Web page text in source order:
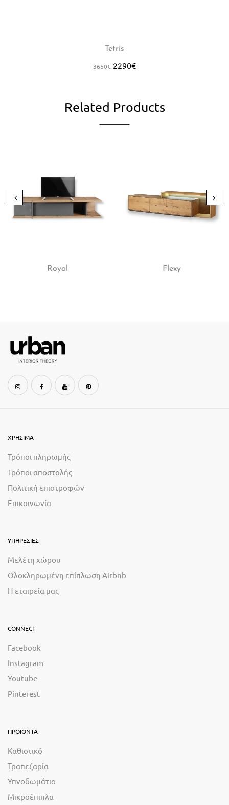
Tetris
3650€ 2290€
Related Products
Royal Flexy
ΧΡΗΣΙΜΑ
Τρόποι πληρωμής
Τρόποι αποστολής
Πολιτική επιστροφών
Επικοινωνία
ΥΠΗΡΕΣΙΕΣ
Μελέτη χώρου
Ολοκληρωμένη επίπλωση Airbnb
Η εταιρεία μας
CONNECT
Facebook
Instagram
Youtube
Pinterest
ΠΡΟΪΟΝΤΑ
Καθιστικό
Τραπεζαρία
Υπνοδωμάτιο
Μικροέπιπλα